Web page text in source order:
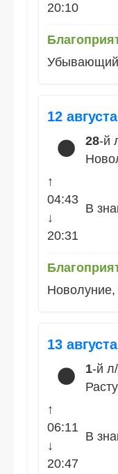
20:10
Убывающий
12 августа
🌑 28-й
↑
04:43
↓
20:31
В
Новолуние,
13 августа
🌑 1-й
↑
06:11
↓
20:47
В